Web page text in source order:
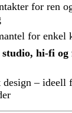
for ren
for enkel
studio, hi-fi og
– ideell